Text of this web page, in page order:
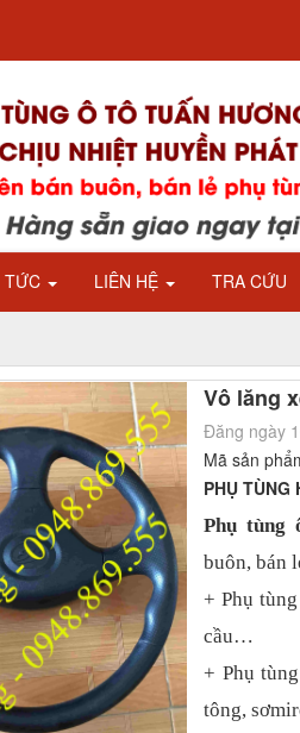
TỨC LIÊN HỆ TRA CỨU
Vô lăng
Đăng ngày
Mã sản
PHỤ TÙNG
Phụ tùng
buôn, bán
+ Phụ
cầu…
+ Phụ
tông,